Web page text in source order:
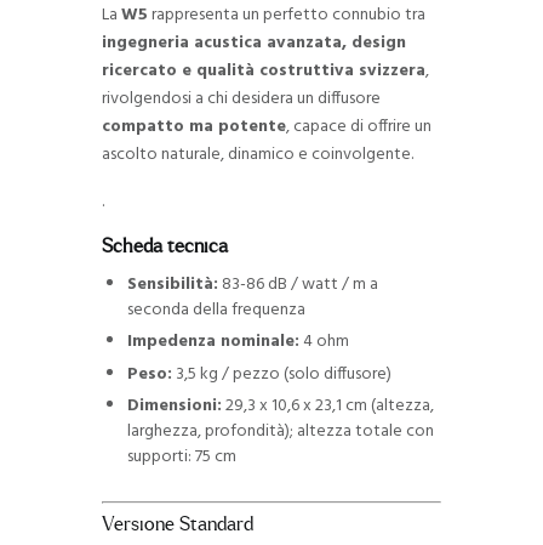
LaW5rappresenta un perfetto connubio tra
ingegneria acustica avanzata, design
ricercato e qualità costruttiva svizzera,
rivolgendosi a chi desidera un diffusore
compatto ma potente, capace di offrire un
ascolto naturale, dinamico e coinvolgente.
.
Scheda tecnica
Sensibilità: 83-86 dB / watt / m a
seconda della frequenza
Impedenza nominale:4 ohm
Peso: 3,5 kg / pezzo (solo diffusore)
Dimensioni:29,3 x 10,6 x 23,1 cm (altezza,
larghezza, profondità); altezza totale con
supporti: 75 cm
Versione Standard